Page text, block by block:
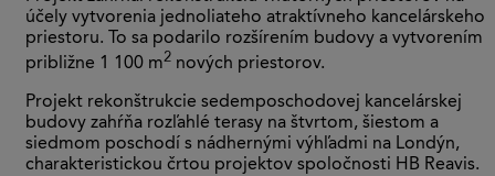
účely vytvorenia jednoliateho atraktívneho kancelárskeho
priestoru. To sa podarilo rozšírením budovy a vytvorením
približne 1 100 m2 nových priestorov.
Projekt rekonštrukcie sedemposchodovej kancelárskej
budovy zahŕňa rozľahlé terasy na štvrtom, šiestom a
siedmom poschodí s nádhernými výhľadmi na Londýn,
charakteristickou črtou projektov spoločnosti HB Reavis.